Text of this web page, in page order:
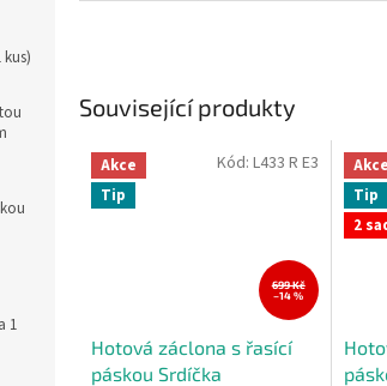
kus)
1
Související produkty
Akce
Tip
699 Kč
–14 %
Hotová záclona s řasící
páskou Srdíčka
Kód: L433 R E3
Akce
Tip
2